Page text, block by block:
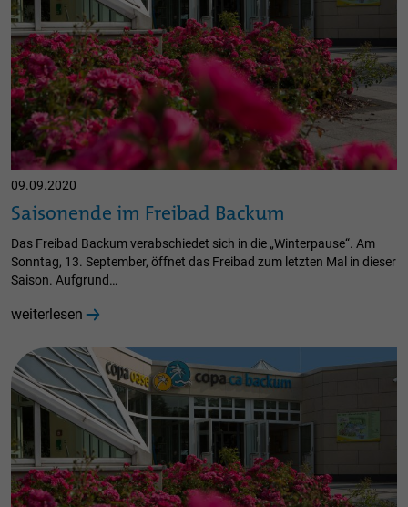
09.09.2020
Saisonende im Freibad Backum
Das Freibad Backum verabschiedet sich in die „Winterpause“. Am
Sonntag, 13. September, öffnet das Freibad zum letzten Mal in dieser
Saison. Aufgrund…
weiterlesen